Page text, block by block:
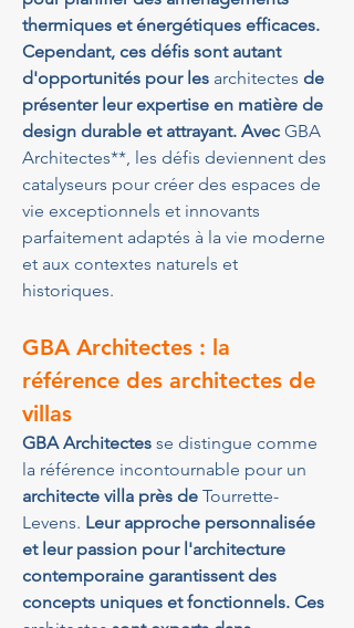
thermiques et énergétiques efficaces.
Cependant, ces défis sont autant
d'opportunités pour les architectes de
présenter leur expertise en matière de
design durable et attrayant. Avec GBA
Architectes**, les défis deviennent des
catalyseurs pour créer des espaces de
vie exceptionnels et innovants
parfaitement adaptés à la vie moderne
et aux contextes naturels et
historiques.
GBA Architectes : la
référence des architectes de
villas
GBA Architectes se distingue comme
la référence incontournable pour un
architecte villa près de Tourrette-
Levens. Leur approche personnalisée
et leur passion pour l'architecture
contemporaine garantissent des
concepts uniques et fonctionnels. Ces